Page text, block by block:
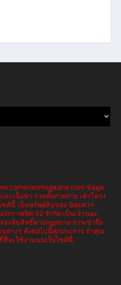
ข้อมูล
ะเนื้อหา รวมทั้งภาพถ่าย เค้าโครง
ต์นี้ เป็นทรัพย์สินของ นิตยสาร
ร์กราฟฟิค 82 จำกัด เป็นเจ้าของ
งลิขสิทธิ์ตามกฎหมาย การเข้าถึง
ต่างๆ ดังต่อไปนี้ทุกประการ ถ้าคุณ
ที่จะใช้งานบนเว็บไซต์นี้